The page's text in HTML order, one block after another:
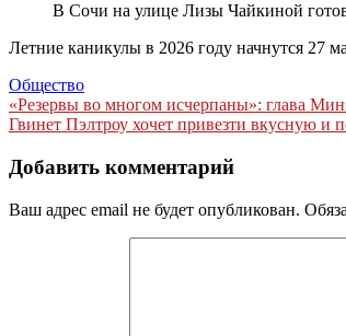
В Сочи на улице Лизы Чайкиной
Летние каникулы в 2026 году начнутся 27
Общество
Навигация
по
записям
«Резервы во многом исчерпаны»: глава
Гвинет Пэлтроу хочет привезти вкусную и
Добавить комментарий
Ваш адрес email не будет опубликован.